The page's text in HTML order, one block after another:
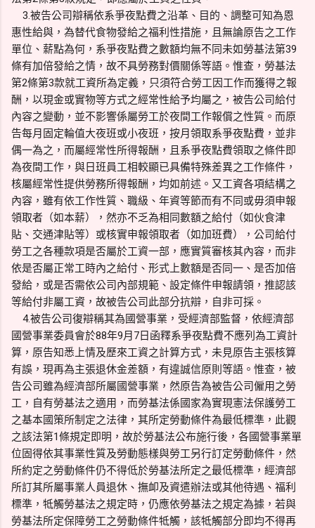
3.被告公司辯稱依系爭夜點費之沿革、目的、調整可知為恩
惠性給與，為替代食物發給之福利性措施，且無論原告之工作
單位、薪點為何，系爭夜點費之數額均無不同未如勞基法第39
條有加倍發給之情，故不具勞務對價關係等語。惟查，勞基法
第2條第3款就工資所為定義，只須符合勞工因工作而獲得之報
酬，以現金或實物等方式之經常性給予均屬之，被告公司給付
內容之變動，並不影響係屬勞工於夜間工作報償之性質。而原
告每月固定輪值大夜班或小夜班，按月領取系爭夜點費，並非
偶一為之，而屬經常性所得報酬，且系爭夜點費領取之條件即
為夜間工作，與日班員工相較顯已具備特殊差異之工作條件，
核屬經常性提供勞務所得報酬，均如前述。又工資各項結構之
內容，雖有依工作性質、職級、年資等節而有不同或毋須申報
領取者（如本薪），然亦不乏為相同數額之給付（如伙食津
貼、交通津貼等）或核實申報領取者（如加班費），公司給付
勞工之各種款項是否屬於工資一部，應實質審核其內容，而非
依是否屬正常工時內之給付、形式上數額是否同一、是否加倍
發給，或是否需依公司內部規範、設定條件申報請領，推認該
等給付非屬工資，故被告公司此部分抗辯，自非可採。
4.被告公司復辯稱其為國營事業，受經濟部監督，依經濟部
國營事業委員會於88年9月7日函釋系爭夜點費不應列為工資計
算，原告知悉上情及歷來工資之計算方式，未見原告主張核算
有誤，現再為主張退休金差額，有違誠信原則等語。惟查，被
告公司雖為經濟部所屬國營事業，然原告為被告公司僱用之勞
工，自有勞基法之適用，而勞基法係國家為實現憲法保護勞工
之基本國策所制定之法律，其所定勞動條件為最低標準，此觀
之該法第1條規定即明，故於勞基法公布施行後，各國營事業單
位固得依其事業性質及勞動態樣與勞工另行訂定勞動條件，然
所約定之勞動條件仍不得低於勞基法所定之最低標準，經濟部
所訂其所屬事業人員退休、撫卹及資遣辦法或其他待遇、福利
標準，牴觸勞基法之規定時，仍應依勞基法之規定為據，若與
勞基法所定保障勞工之勞動條件牴觸，該牴觸部分即均不得再